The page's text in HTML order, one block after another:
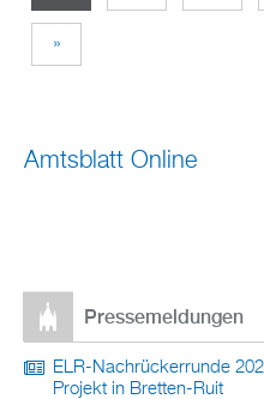
e »
Amtsblatt Online
Pressemeldungen
ELR-Nachrückerrunde
Projekt in Bretten-Ruit